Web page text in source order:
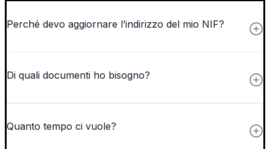
Perché devo aggiornare l’indirizzo del mio NIF?
Di quali documenti ho bisogno?
Quanto tempo ci vuole?